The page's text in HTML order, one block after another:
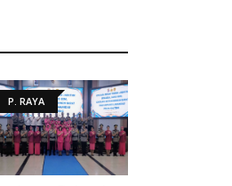
P. RAYA